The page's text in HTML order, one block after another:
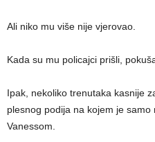
Ali niko mu više nije vjerovao.
Kada su mu policajci prišli,
Ipak, nekoliko trenutaka kasnije
plesnog podija na kojem je
Vanessom.